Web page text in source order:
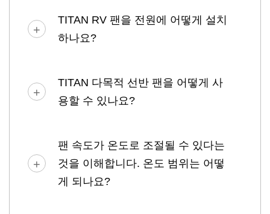
TITAN RV 팬을 전원에 어떻게 설치
하나요?
TITAN 다목적 선반 팬을 어떻게 사
용할 수 있나요?
팬 속도가 온도로 조절될 수 있다는
것을 이해합니다. 온도 범위는 어떻
게 되나요?